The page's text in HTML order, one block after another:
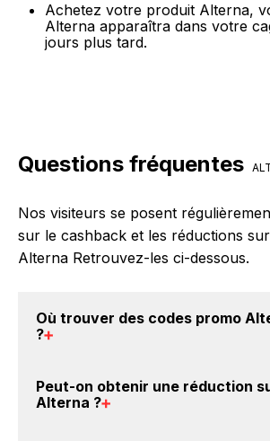
Achetez votre produit Alterna,
Alterna apparaîtra dans votre
jours plus tard.
Questions fréquentes
Nos visiteurs se posent
sur le cashback et les réductions
Alterna Retrouvez-les ci-dessous.
Où trouver des codes promo
?
promo sur les produits Alterna.
Peut-on obtenir une réduction
Alterna ?